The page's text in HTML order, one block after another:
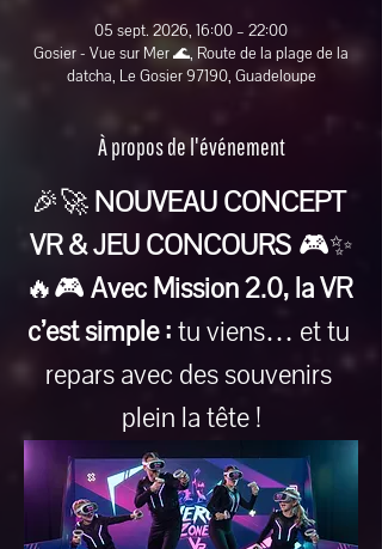
05 sept. 2026, 16:00 – 22:00
Gosier - Vue sur Mer 🌊, Route de la plage de la
datcha, Le Gosier 97190, Guadeloupe
À propos de l'événement
🎉🚀 NOUVEAU CONCEPT
VR & JEU CONCOURS 🎮✨
🔥🎮 Avec Mission 2.0, la VR
c’est simple : tu viens… et tu
repars avec des souvenirs
plein la tête !